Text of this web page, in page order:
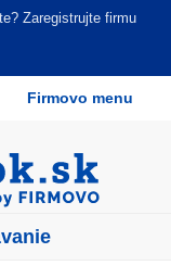
Zaregistrujte firmu
Firmovo menu